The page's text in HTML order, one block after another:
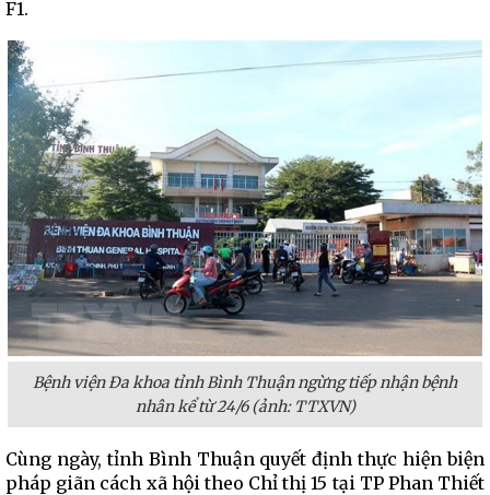
F1.
Bệnh viện Đa khoa tỉnh Bình Thuận ngừng tiếp nhận bệnh
nhân kể từ 24/6 (ảnh: TTXVN)
Cùng ngày, tỉnh Bình Thuận quyết định thực hiện biện
pháp giãn cách xã hội theo Chỉ thị 15 tại TP Phan Thiết